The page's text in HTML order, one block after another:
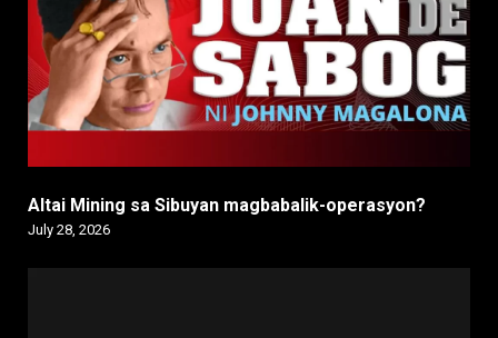
Altai Mining sa Sibuyan magbabalik-operasyon?
July 28, 2026